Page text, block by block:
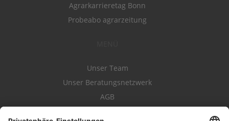
Agrarkarrieretag Bonn
Probeabo agrarzeitung
Unser Team
Unser Beratungsnetzwerk
AGB